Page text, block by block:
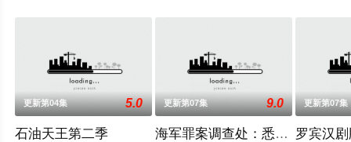
更新第04集 5.0
石油天王第二季
更新第07集 9.0
海军罪案调查处：悉尼第三季
更新第07集
罗宾汉